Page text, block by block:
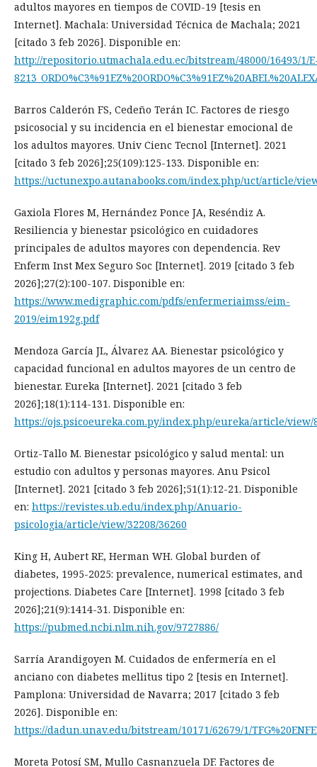
adultos mayores en tiempos de COVID-19 [tesis en
Internet]. Machala: Universidad Técnica de Machala; 2021
[citado 3 feb 2026]. Disponible en:
http://repositorio.utmachala.edu.ec/bitstream/48000/16493/1/
Barros Calderón FS, Cedeño Terán IC. Factores de riesgo
psicosocial y su incidencia en el bienestar emocional de
los adultos mayores. Univ Cienc Tecnol [Internet]. 2021
[citado 3 feb 2026];25(109):125-133. Disponible en:
https://uctunexpo.autanabooks.com/index.php/uct/article/
Gaxiola Flores M, Hernández Ponce JA, Reséndiz A.
Resiliencia y bienestar psicológico en cuidadores
principales de adultos mayores con dependencia. Rev
Enferm Inst Mex Seguro Soc [Internet]. 2019 [citado 3 feb
2026];27(2):100-107. Disponible en:
https://www.medigraphic.com/pdfs/enfermeriaimss/eim-
2019/eim192g.pdf
Mendoza García JL, Álvarez AA. Bienestar psicológico y
capacidad funcional en adultos mayores de un centro de
bienestar. Eureka [Internet]. 2021 [citado 3 feb
2026];18(1):114-131. Disponible en:
https://ojs.psicoeureka.com.py/index.php/eureka/article/view/
Ortiz-Tallo M. Bienestar psicológico y salud mental: un
estudio con adultos y personas mayores. Anu Psicol
[Internet]. 2021 [citado 3 feb 2026];51(1):12-21. Disponible
en: https://revistes.ub.edu/index.php/Anuario-
psicologia/article/view/32208/36260
King H, Aubert RE, Herman WH. Global burden of
diabetes, 1995-2025: prevalence, numerical estimates, and
projections. Diabetes Care [Internet]. 1998 [citado 3 feb
2026];21(9):1414-31. Disponible en:
https://pubmed.ncbi.nlm.nih.gov/9727886/
Sarría Arandigoyen M. Cuidados de enfermería en el
anciano con diabetes mellitus tipo 2 [tesis en Internet].
Pamplona: Universidad de Navarra; 2017 [citado 3 feb
2026]. Disponible en:
https://dadun.unav.edu/bitstream/10171/62679/1/
Moreta Potosí SM, Mullo Casnanzuela DF. Factores de